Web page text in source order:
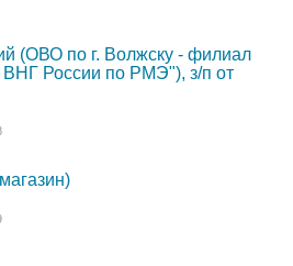
(ОВО по г. Волжску - филиал
России по РМЭ"), з/п от